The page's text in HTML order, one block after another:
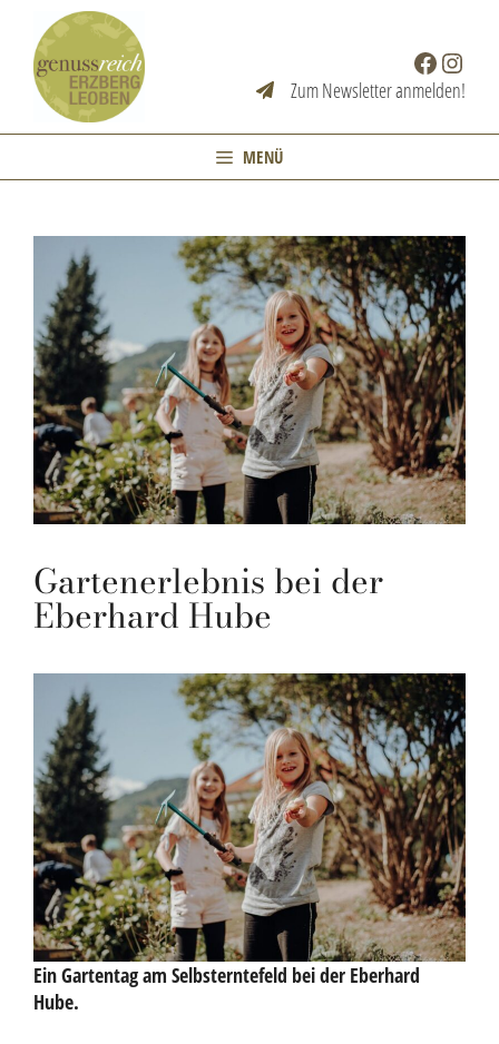
springen
Facebook
Zum Newsletter anmelden!
MENÜ
Gartenerlebnis bei der
Eberhard Hube
Ein Gartentag am Selbsterntefeld bei der Eberhard
Hube.